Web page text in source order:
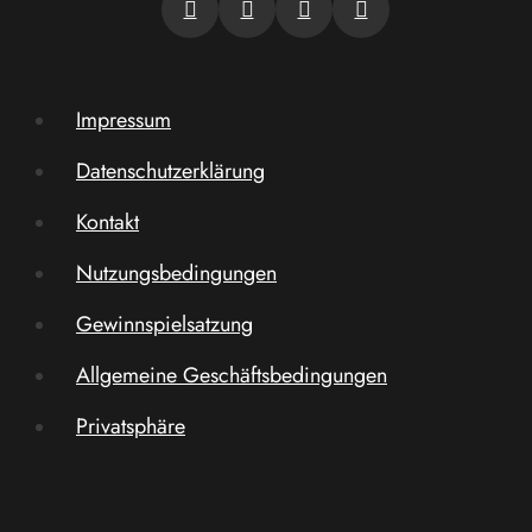
Impressum
Datenschutzerklärung
Kontakt
Nutzungsbedingungen
Gewinnspielsatzung
Allgemeine Geschäftsbedingungen
Privatsphäre